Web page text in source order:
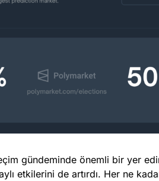
gündeminde önemli bir yer
etkilerini de artırdı. Her ne